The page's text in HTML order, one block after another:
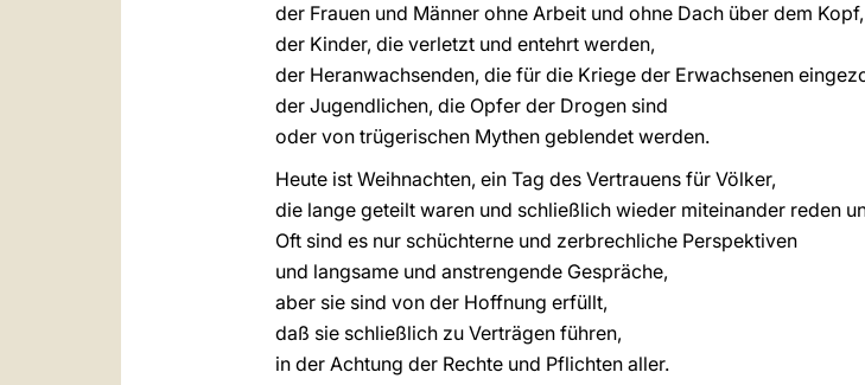
der Frauen und Männer ohne Arbeit und ohne Dach über dem Kopf,
der Kinder, die verletzt und entehrt werden,
der Heranwachsenden, die für die Kriege der Erwachsenen
der Jugendlichen, die Opfer der Drogen sind
oder von trügerischen Mythen geblendet werden.
Heute ist Weihnachten, ein Tag des Vertrauens für Völker,
die lange geteilt waren und schließlich wieder miteinander reden
Oft sind es nur schüchterne und zerbrechliche Perspektiven
und langsame und anstrengende Gespräche,
aber sie sind von der Hoffnung erfüllt,
daß sie schließlich zu Verträgen führen,
in der Achtung der Rechte und Pflichten aller.